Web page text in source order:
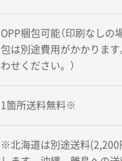
OPP梱包可能（印刷なしの
包は別途費用がかかりま
わせください。）
1箇所送料無料※
※北海道は別途送料(2,200